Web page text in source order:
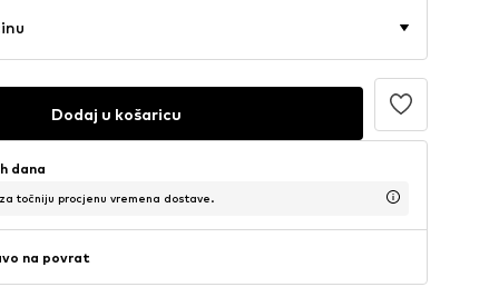
Dodaj u košaricu
dana
točniju procjenu vremena dostave.
na povrat